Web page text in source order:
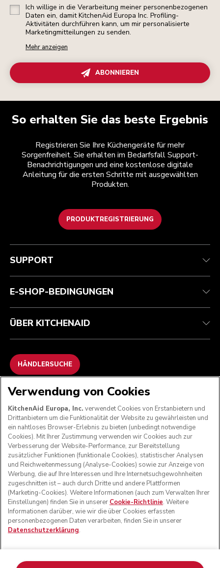
Ich willige in die Verarbeitung meiner personenbezogenen
Daten ein, damit KitchenAid Europa Inc. Profiling-
Aktivitäten durchführen kann, um mir personalisierte
Marketingmitteilungen zu senden.
Mehr anzeigen
ABONNIEREN
So erhalten Sie das beste Ergebnis
Registrieren Sie Ihre Küchengeräte für mehr
Sorgenfreiheit. Sie erhalten im Bedarfsfall Support-
Benachrichtigungen und eine kostenlose digitale
Anleitung für die ersten Schritte mit ausgewählten
Produkten.
PRODUKTREGISTRIERUNG
Kundenservice
Garantie und Dokumente
Kontaktieren Sie uns.
Teilnahmebedingungen
Rückgaben und Erstattungen
Impressum
ODR
Die Marke
Händlersuche
SUPPORT
E-SHOP-BEDINGUNGEN
ÜBER KITCHENAID
HÄNDLERSUCHE
WIR AKZEPTIEREN
FOLGEN SIE UNS
und das Design der Küchenmaschine sind eingetragene
Verwendung von Cookies
KitchenAid Europa, Inc. verwendet Cookies von Erstanbietern und
Drittanbietern um die Funktionalität der Website zu gewährleisten und
ein nahtloses Browser-Erlebnis zu bieten (unbedingt notwendige
Cookies). Mit Ihrer Zustimmung verwenden wir Cookies auch zur
Verbesserung der Website-Performance, zur Bereitstellung
zusätzlicher Funktionen (funktionale Cookies), statistischer Analysen
und Reichweitenmessung (Analyse-Cookies) sowie zur Anzeige von
Werbung, die auf Ihre Interessen und Ihre Internetsuchgewohnheiten
zugeschnitten ist – auch durch Dritte und andere Plattformen
(Marketing-Cookies). Weitere Informationen (auch zum Verwalten Ihrer
Einstellungen) finden Sie in unserer Cookie-Richtlinie. Weitere
Informationen darüber, wie wir die über Cookies erfassten
personenbezogenen Daten verarbeiten, finden Sie in unserer
Datenschutzerklärung.